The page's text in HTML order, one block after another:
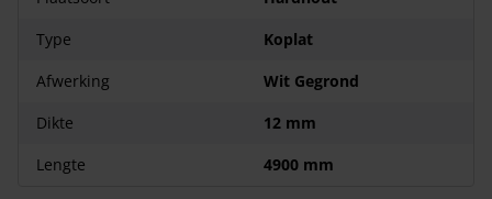
Type
Koplat
Afwerking
Wit Gegrond
Dikte
12 mm
Lengte
4900 mm